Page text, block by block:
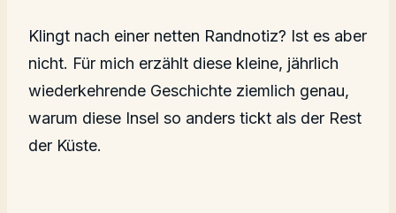
Klingt nach einer netten Randnotiz? Ist es aber
nicht. Für mich erzählt diese kleine, jährlich
wiederkehrende Geschichte ziemlich genau,
warum diese Insel so anders tickt als der Rest
der Küste.